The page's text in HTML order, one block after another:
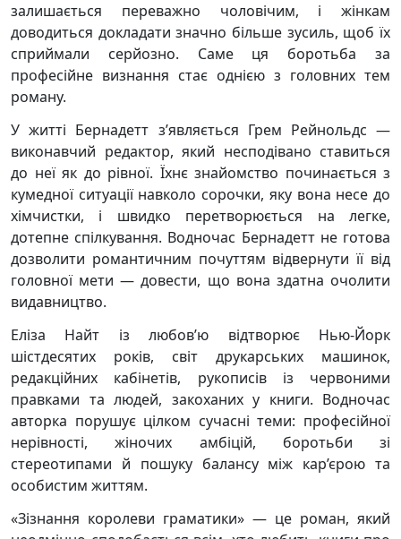
залишається переважно чоловічим, і жінкам
доводиться докладати значно більше зусиль, щоб їх
сприймали серйозно. Саме ця боротьба за
професійне визнання стає однією з головних тем
роману.
У житті Бернадетт з’являється Грем Рейнольдс —
виконавчий редактор, який несподівано ставиться
до неї як до рівної. Їхнє знайомство починається з
кумедної ситуації навколо сорочки, яку вона несе до
хімчистки, і швидко перетворюється на легке,
дотепне спілкування. Водночас Бернадетт не готова
дозволити романтичним почуттям відвернути її від
головної мети — довести, що вона здатна очолити
видавництво.
Еліза Найт із любов’ю відтворює Нью-Йорк
шістдесятих років, світ друкарських машинок,
редакційних кабінетів, рукописів із червоними
правками та людей, закоханих у книги. Водночас
авторка порушує цілком сучасні теми: професійної
нерівності, жіночих амбіцій, боротьби зі
стереотипами й пошуку балансу між кар’єрою та
особистим життям.
«Зізнання королеви граматики» — це роман, який